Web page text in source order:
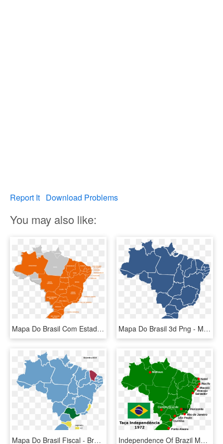
Report It Download Problems
You may also like:
Mapa Do Brasil Com Estados - Map Of Poverty In Brazil, HD Png Download Mapa Do Brasil 3d Png - Map Of Elections In Brazil Results 2018, Transparent Png
Mapa Do Brasil Fiscal - Brazil States Map Png, Transparent Png Independence Of Brazil Map, HD Png Download